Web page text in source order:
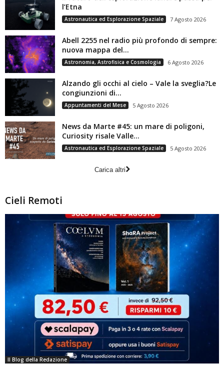
l’Etna
Astronautica ed Esplorazione Spaziale 7 Agosto 2026
Abell 2255 nel radio più profondo di sempre:
nuova mappa del...
Astronomia, Astrofisica e Cosmologia 6 Agosto 2026
Alzando gli occhi al cielo – Vale la sveglia?Le
congiunzioni di...
Appuntamenti del Mese 5 Agosto 2026
News da Marte #45: un mare di poligoni,
Curiosity risale Valle...
Astronautica ed Esplorazione Spaziale 5 Agosto 2026
Carica altri
Cieli Remoti
Il Blog della Redazione